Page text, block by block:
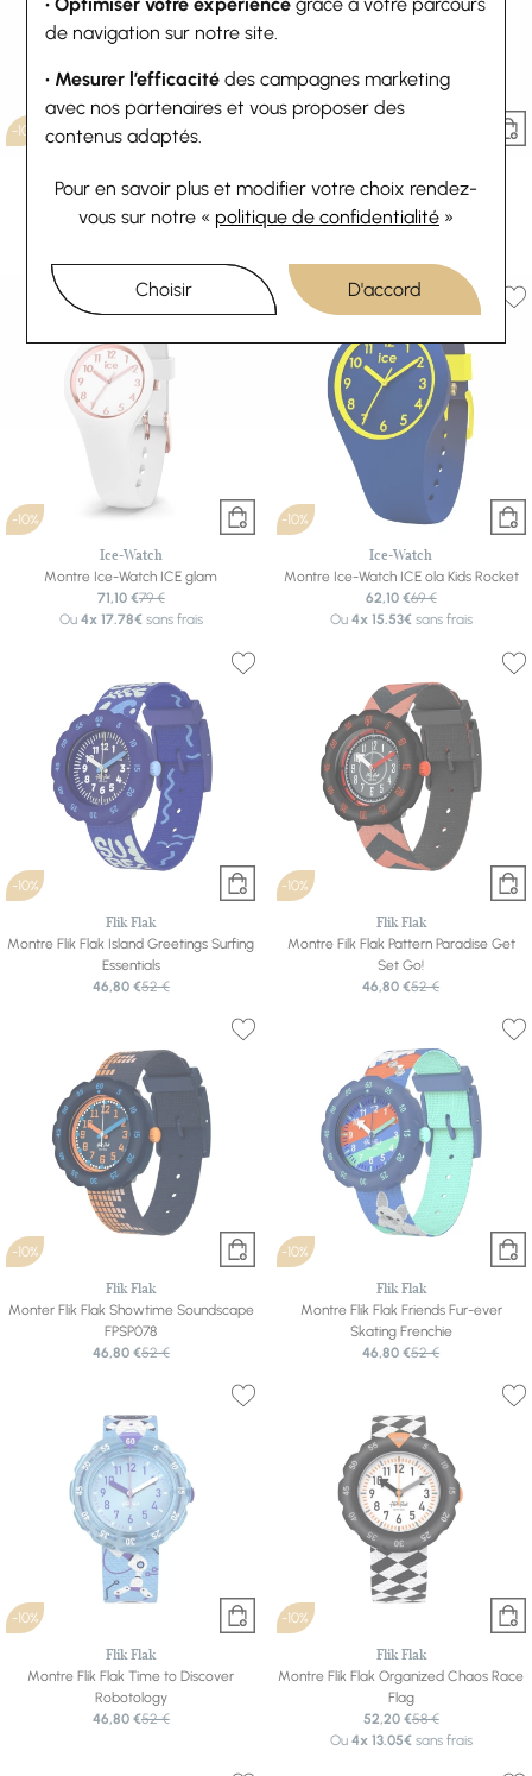
de navigation sur notre site.
• Mesurer l’efficacité des campagnes marketing
avec nos partenaires et vous proposer des
contenus adaptés.
Pour en savoir plus et modifier votre choix rendez-
vous sur notre « politique de confidentialité »
Choisir D'accord
-10%
Montre Ice-Watch ICE cartoon -
Lollipop - Small
Montre Ice-Watch ICE ola kids
62,10 €69 €
Ou4x 15.53€sans frais
-10%
Ice-Watch
Montre Ice-Watch ICE glam
71,10 €79 €
Ou 4x 17.78€sans frais
-10%
Ice-Watch
Montre Ice-Watch ICE ola Kids Rocket
62,10 €69 €
Ou 4x 15.53€sans frais
-10%
Flik Flak
Montre Flik Flak Island Greetings Surfing
Essentials
46,80 €52 €
-10%
Flik Flak
Montre Filk Flak Pattern Paradise Get
Set Go!
46,80 €52 €
-10%
Flik Flak
Monter Flik Flak Showtime Soundscape
FPSP078
46,80 €52 €
-10%
Flik Flak
Montre Flik Flak Friends Fur-ever
Skating Frenchie
46,80 €52 €
-10%
Flik Flak
Montre Flik Flak Time to Discover
Robotology
46,80 €52 €
-10%
Flik Flak
Montre Flik Flak Organized Chaos Race
Flag
52,20 €58 €
Ou 4x 13.05€sans frais